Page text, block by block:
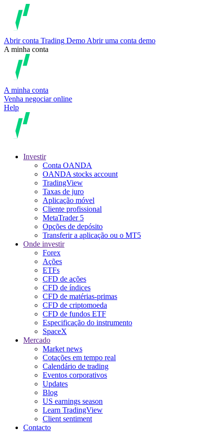
Abrir conta Trading Demo Abrir uma conta demo
A minha conta
A minha conta
Venha negociar online
Help
Investir
Conta OANDA
OANDA stocks account
TradingView
Taxas de juro
Aplicação móvel
Cliente profissional
MetaTrader 5
Opções de depósito
Transferir a aplicação ou o MT5
Onde investir
Forex
Ações
ETFs
CFD de ações
CFD de índices
CFD de matérias-primas
CFD de criptomoeda
CFD de fundos ETF
Especificação do instrumento
SpaceX
Mercado
Market news
Cotações em tempo real
Calendário de trading
Eventos corporativos
Updates
Blog
US earnings season
Learn TradingView
Client sentiment
Contacto